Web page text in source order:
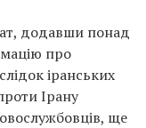
додавши понад
про
іранських
Ірану
ще